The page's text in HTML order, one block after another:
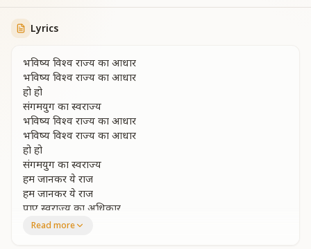
Lyrics
भविष्य विश्व राज्य का आधार
भविष्य विश्व राज्य का आधार
हो हो
संगमयुग का स्वराज्य
भविष्य विश्व राज्य का आधार
भविष्य विश्व राज्य का आधार
हो हो
संगमयुग का स्वराज्य
हम जानकर ये राज
हम जानकर ये राज
पाए स्वराज्य का अधिकार
भविष्य विश्व राज्य का आधार
Read more